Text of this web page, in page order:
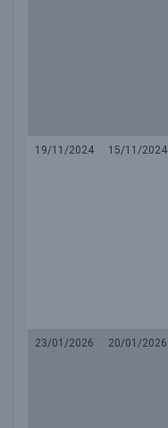
19/11/2024
15/11/2024
23/01/2026
20/01/2026